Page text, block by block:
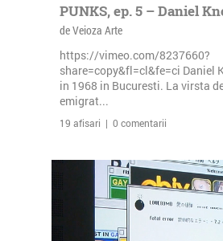
PUNKS, ep. 5 – Daniel
de Veioza Arte
https://vimeo.com/8237660?
share=copy&fl=cl&fe=ci Daniel
in 1968 in Bucuresti. La virsta
emigrat...
19 afisari | 0 comentarii